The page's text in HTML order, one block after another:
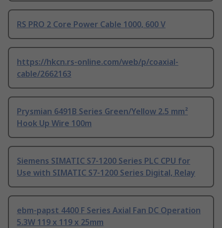
RS PRO 2 Core Power Cable 1000, 600 V
https://hkcn.rs-online.com/web/p/coaxial-
cable/2662163
Prysmian 6491B Series Green/Yellow 2.5 mm²
Hook Up Wire 100m
Siemens SIMATIC S7-1200 Series PLC CPU for
Use with SIMATIC S7-1200 Series Digital, Relay
ebm-papst 4400 F Series Axial Fan DC Operation
5.3W 119 x 119 x 25mm